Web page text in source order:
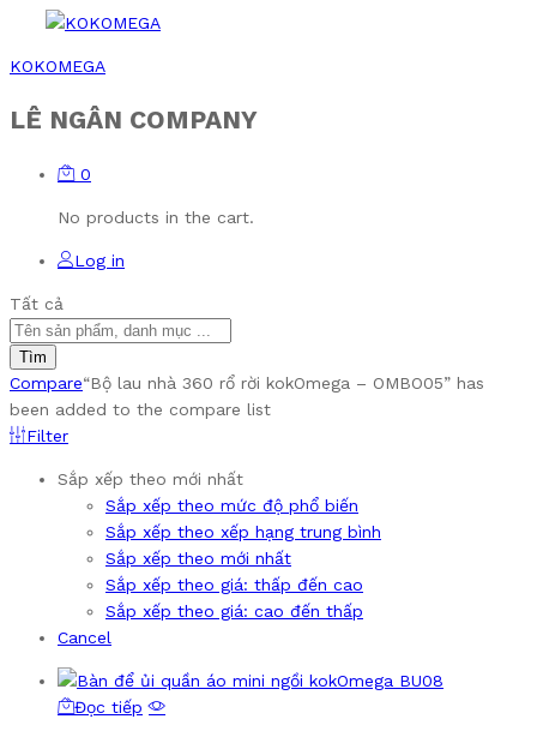
KOKOMEGA
LÊ NGÂN COMPANY
0
No products in the cart.
Log in
Tất cả
Tìm
Compare“Bộ lau nhà 360 rổ rời kokOmega – OMBO05” has
been added to the compare list
Filter
Sắp xếp theo mới nhất
Sắp xếp theo mức độ phổ biến
Sắp xếp theo xếp hạng trung bình
Sắp xếp theo mới nhất
Sắp xếp theo giá: thấp đến cao
Sắp xếp theo giá: cao đến thấp
Cancel
Đọc tiếp